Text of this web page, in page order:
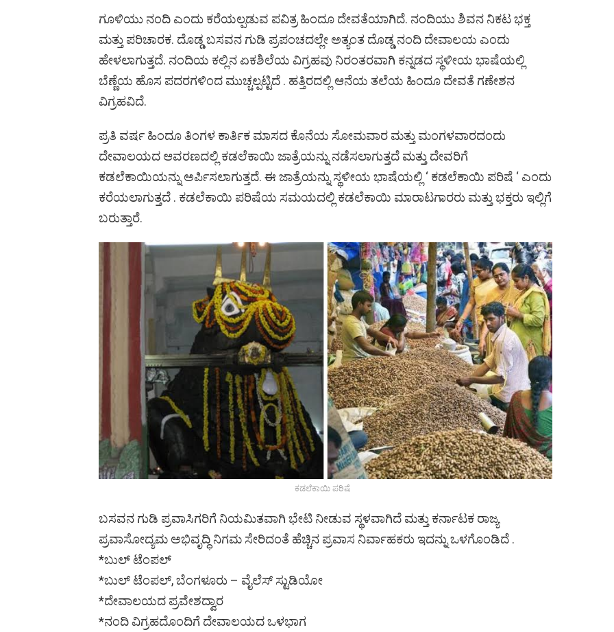
o
k
p
p
er k
ಗೂಳಿಯು ನಂದಿ ಎಂದು ಕರೆಯಲ್ಪಡುವ ಪವಿತ್ರ ಹಿಂದೂ ದೇವತೆಯಾಗಿದೆ. ನಂದಿಯು ಶಿವನ ನಿಕಟ ಭಕ್ತ
ಮತ್ತು ಪರಿಚಾರಕ. ದೊಡ್ಡ ಬಸವನ ಗುಡಿ ಪ್ರಪಂಚದಲ್ಲೇ ಅತ್ಯಂತ ದೊಡ್ಡ ನಂದಿ ದೇವಾಲಯ ಎಂದು
ಹೇಳಲಾಗುತ್ತದೆ. ನಂದಿಯ ಕಲ್ಲಿನ ಏಕಶಿಲೆಯ ವಿಗ್ರಹವು ನಿರಂತರವಾಗಿ ಕನ್ನಡದ ಸ್ಥಳೀಯ ಭಾಷೆಯಲ್ಲಿ
ಬೆಣ್ಣೆಯ ಹೊಸ ಪದರಗಳಿಂದ ಮುಚ್ಚಲ್ಪಟ್ಟಿದೆ . ಹತ್ತಿರದಲ್ಲಿ ಆನೆಯ ತಲೆಯ ಹಿಂದೂ ದೇವತೆ ಗಣೇಶನ
ವಿಗ್ರಹವಿದೆ.
ಪ್ರತಿ ವರ್ಷ ಹಿಂದೂ ತಿಂಗಳ ಕಾರ್ತಿಕ ಮಾಸದ ಕೊನೆಯ ಸೋಮವಾರ ಮತ್ತು ಮಂಗಳವಾರದಂದು
ದೇವಾಲಯದ ಆವರಣದಲ್ಲಿ ಕಡಲೆಕಾಯಿ ಜಾತ್ರೆಯನ್ನು ನಡೆಸಲಾಗುತ್ತದೆ ಮತ್ತು ದೇವರಿಗೆ
ಕಡಲೆಕಾಯಿಯನ್ನು ಅರ್ಪಿಸಲಾಗುತ್ತದೆ. ಈ ಜಾತ್ರೆಯನ್ನು ಸ್ಥಳೀಯ ಭಾಷೆಯಲ್ಲಿ ‘ ಕಡಲೆಕಾಯಿ ಪರಿಷೆ ‘ ಎಂದು
ಕರೆಯಲಾಗುತ್ತದೆ . ಕಡಲೆಕಾಯಿ ಪರಿಷೆಯ ಸಮಯದಲ್ಲಿ ಕಡಲೆಕಾಯಿ ಮಾರಾಟಗಾರರು ಮತ್ತು ಭಕ್ತರು ಇಲ್ಲಿಗೆ
ಬರುತ್ತಾರೆ.
ಕಡಲೆಕಾಯಿ ಪರಿಷೆ
ಬಸವನ ಗುಡಿ ಪ್ರವಾಸಿಗರಿಗೆ ನಿಯಮಿತವಾಗಿ ಭೇಟಿ ನೀಡುವ ಸ್ಥಳವಾಗಿದೆ ಮತ್ತು ಕರ್ನಾಟಕ ರಾಜ್ಯ
ಪ್ರವಾಸೋದ್ಯಮ ಅಭಿವೃದ್ಧಿ ನಿಗಮ ಸೇರಿದಂತೆ ಹೆಚ್ಚಿನ ಪ್ರವಾಸ ನಿರ್ವಾಹಕರು ಇದನ್ನು ಒಳಗೊಂಡಿದೆ .
*ಬುಲ್ ಟೆಂಪಲ್
*ಬುಲ್ ಟೆಂಪಲ್, ಬೆಂಗಳೂರು – ವೈಲೆಸ್ ಸ್ಟುಡಿಯೋ
*ದೇವಾಲಯದ ಪ್ರವೇಶದ್ವಾರ
*ನಂದಿ ವಿಗ್ರಹದೊಂದಿಗೆ ದೇವಾಲಯದ ಒಳಭಾಗ